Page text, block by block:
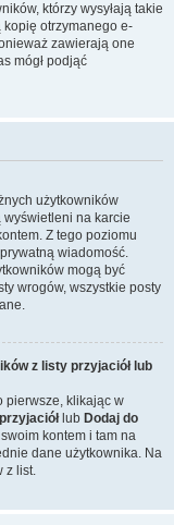
którzy wysyłają takie
kopię otrzymanego e-
zawierają one
mógł podjąć
użytkowników
wyświetleni na karcie
Z tego poziomu
wiadomość.
mogą być
wrogów, wszystkie posty
z listy przyjaciół lub
pierwsze, klikając w
lub Dodaj do
kontem i tam na
dane użytkownika. Na
z list.